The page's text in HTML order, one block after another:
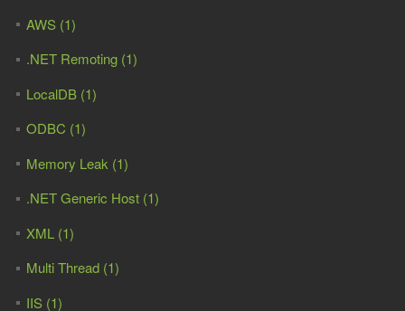
AWS (1)
.NET Remoting (1)
LocalDB (1)
ODBC (1)
Memory Leak (1)
.NET Generic Host (1)
XML (1)
Multi Thread (1)
IIS (1)